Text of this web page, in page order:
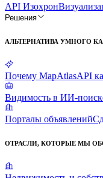
API Изохрон
Решения
АЛЬТЕРНАТИВА УМНОГО
Почему MapAtlasAPI
Видимость в ИИ-
Порталы объявлений
ОТРАСЛИ, КОТОРЫЕ МЫ